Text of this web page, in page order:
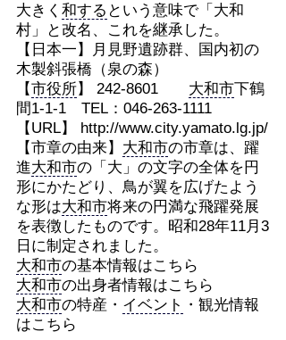
大きく 和する という意味で「大和
村」と改名、これを継承した。
【日本一】月見野遺跡群、国内初の
木製斜張橋（泉の森）
【市役所】 242-8601 大和市下鶴
間1-1-1 TEL：046-263-1111
【URL】 http://www.city.yamato.lg.jp/
【市章の由来】 大和市の市章は、躍
進大和市の「大」の文字の全体を円
形にかたどり、鳥が翼を広げたよう
な形は大和市将来の円満な飛躍発展
を表徴したものです。昭和28年11月3
日に制定されました。
大和市の基本情報はこちら
大和市の出身者情報はこちら
大和市の特産・ イベント ・観光情報
はこちら